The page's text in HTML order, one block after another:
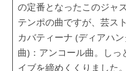
の定番となったこのジャ
テンポの曲ですが、芸ス
カバティーナ (ディアハ
曲)：アンコール曲。しっ
イブを締めくくりました。